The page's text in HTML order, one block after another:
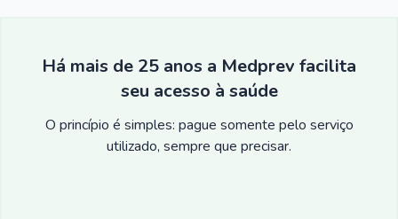
Há mais de 25 anos a Medprev facilita
seu acesso à saúde
O princípio é simples: pague somente pelo serviço
utilizado, sempre que precisar.